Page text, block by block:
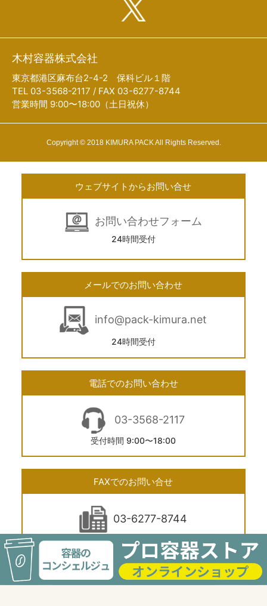
木村容器株式会社
東京都港区麻布台2-4-2 保科ビル１階
TEL 03-3568-2117 / FAX 03-6277-8744
営業時間 9:00〜18:00（土日祝休）
Copyright © 2018 KIMURA PACK All Rights Reserved.
ウェブサイトからお問い合せ
お問い合わせフォーム
24時間受付
メールでのお問い合わせ
info@pack-kimura.net
24時間受付
電話でのお問い合わせ
03-3568-2117
受付時間 9:00〜18:00
FAXでのお問い合せ
03-6277-8744
24時間受付